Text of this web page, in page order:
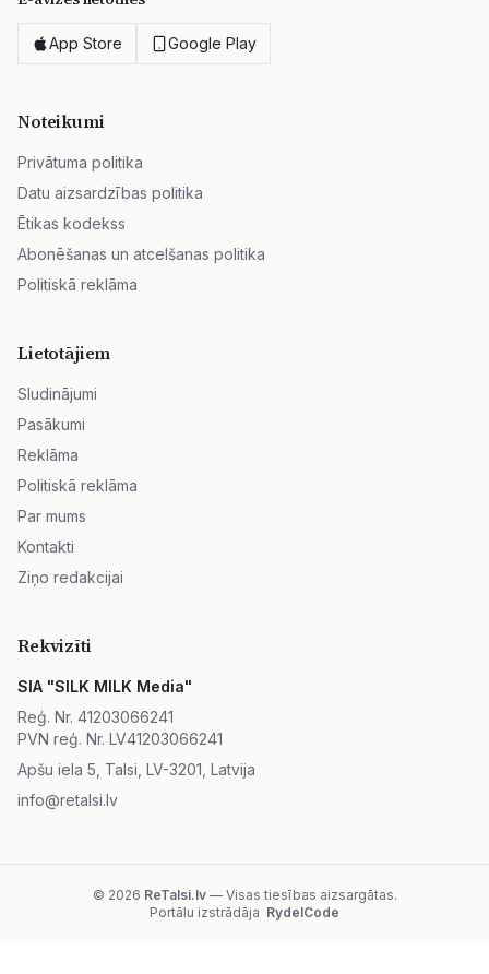
App Store Google Play
Noteikumi
Privātuma politika
Datu aizsardzības politika
Ētikas kodekss
Abonēšanas un atcelšanas politika
Politiskā reklāma
Lietotājiem
Sludinājumi
Pasākumi
Reklāma
Politiskā reklāma
Par mums
Kontakti
Ziņo redakcijai
Rekvizīti
SIA "SILK MILK Media"
Reģ. Nr. 41203066241
PVN reģ. Nr. LV41203066241
Apšu iela 5, Talsi, LV-3201, Latvija
info@retalsi.lv
© 2026 ReTalsi.lv— Visas tiesības aizsargātas.
Portālu izstrādāja RydelCode